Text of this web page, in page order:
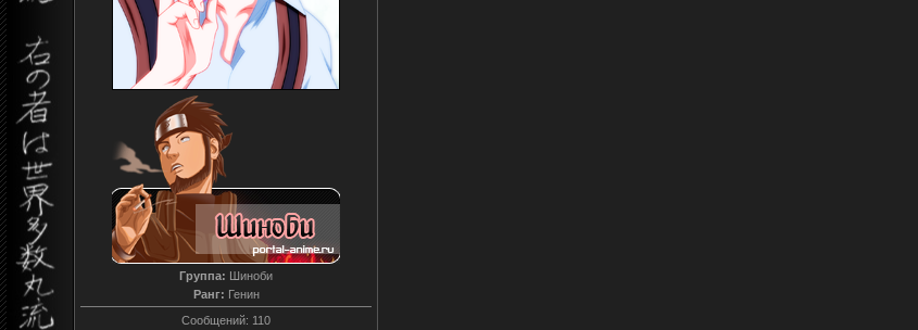
Группа: Шиноби
Ранг: Генин
Сообщений: 110